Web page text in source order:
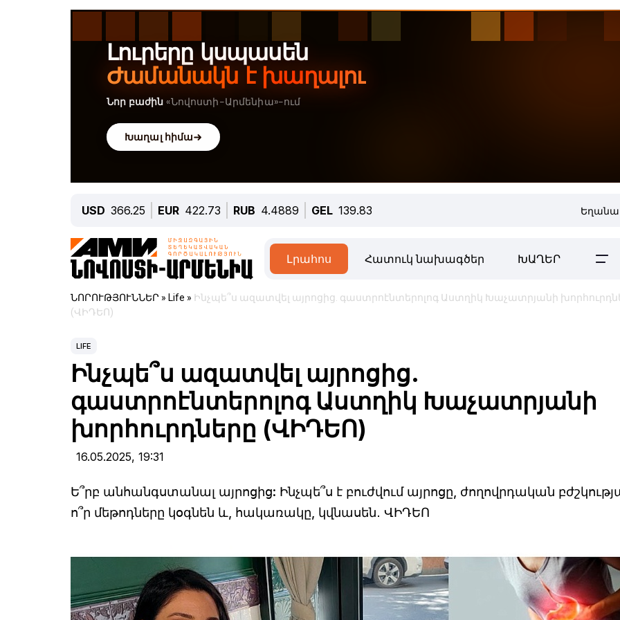
USD 366.25 EUR 422.73 RUB 4.4889 GEL 139.83
Լրահոս Հատուկ նախագծեր ԽԱՂԵՐ
ՆՈՐՈՒԹՅՈՒՆՆԵՐ » Life » Ինչպե՞ս ազատվել այրոցից. գաստրոէնտերոլոգ Աստղիկ Խաչատրյանի
(ՎԻԴԵՈ)
LIFE
Ինչպե՞ս ազատվել այրոցից.
գաստրոէնտերոլոգ Աստղիկ Խաչատրյանի
խորհուրդները (ՎԻԴԵՈ)
16.05.2025, 19:31
Ե՞րբ անհանգստանալ այրոցից: Ինչպե՞ս է բուժվում այրոցը, ժողովրդական
ո՞ր մեթոդները կօգնեն և, հակառակը, կվնասեն․ ՎԻԴԵՈ